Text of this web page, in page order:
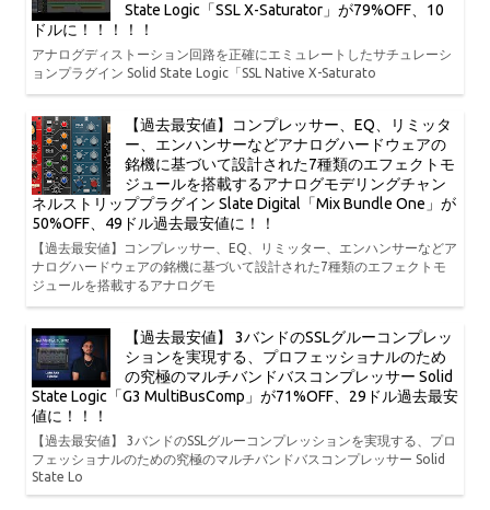
State Logic「SSL X-Saturator」が79%OFF、10
ドルに！！！！！
アナログディストーション回路を正確にエミュレートしたサチュレーシ
ョンプラグイン Solid State Logic「SSL Native X-Saturato
【過去最安値】コンプレッサー、EQ、リミッタ
ー、エンハンサーなどアナログハードウェアの
銘機に基づいて設計された7種類のエフェクトモ
ジュールを搭載するアナログモデリングチャン
ネルストリッププラグイン Slate Digital「Mix Bundle One」が
50%OFF、49ドル過去最安値に！！
【過去最安値】コンプレッサー、EQ、リミッター、エンハンサーなどア
ナログハードウェアの銘機に基づいて設計された7種類のエフェクトモ
ジュールを搭載するアナログモ
【過去最安値】 3バンドのSSLグルーコンプレッ
ションを実現する、プロフェッショナルのため
の究極のマルチバンドバスコンプレッサー Solid
State Logic「G3 MultiBusComp」が71%OFF、29ドル過去最安
値に！！！
【過去最安値】 3バンドのSSLグルーコンプレッションを実現する、プロ
フェッショナルのための究極のマルチバンドバスコンプレッサー Solid
State Lo